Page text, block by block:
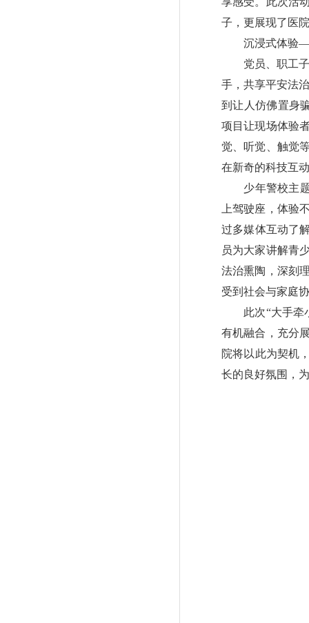
子，更展现了医
沉浸式体验
党员、职工子
手，共享平安法
到让人仿佛置身
项目让现场体验
觉、听觉、触觉
在新奇的科技互
少年警校主题
上驾驶座，体验
过多媒体互动了
员为大家讲解青
法治熏陶，深刻
受到社会与家庭
此次“大手牵小
有机融合，充分
院将以此为契机
长的良好氛围，